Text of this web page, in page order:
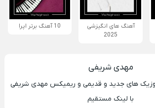
آهنگ های انگیزشی
2025
10 آهنگ برتر اپرا
مهدی شریفی
های جدید و قدیمی و ریمیکس مهدی شریفی
با لینک مستقیم